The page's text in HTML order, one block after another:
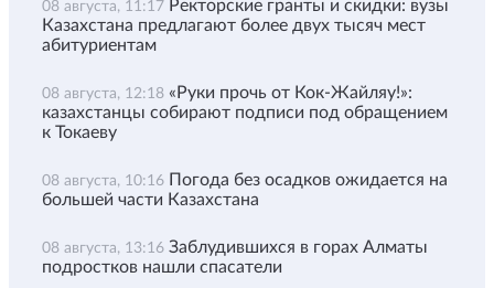
08 августа, 11:17 Ректорские гранты и скидки: вузы
Казахстана предлагают более двух тысяч мест
абитуриентам
08 августа, 12:18 «Руки прочь от Кок-Жайляу!»:
казахстанцы собирают подписи под обращением
к Токаеву
08 августа, 10:16 Погода без осадков ожидается на
большей части Казахстана
08 августа, 13:16 Заблудившихся в горах Алматы
подростков нашли спасатели